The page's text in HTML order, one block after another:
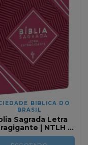
BIBLICA DO
BRASIL
Sagrada Letra
| NTLH |
Pink Tile